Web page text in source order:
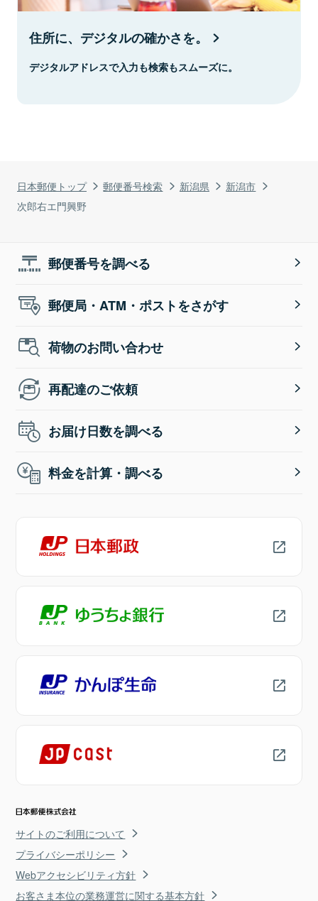
日本郵便トップ 郵便番号検索 新潟県
新潟市
次郎右エ門興野
住所に、デジタルの確かさを。
デジタルアドレスで入力も検索もスムーズに。
郵便番号を調べる
郵便局・ATM・ポストをさがす
荷物のお問い合わせ
再配達のご依頼
お届け日数を調べる
料金を計算・調べる
サイトのご利用について
プライバシーポリシー
Webアクセシビリティ方針
お客さま本位の業務運営に関する基本方針